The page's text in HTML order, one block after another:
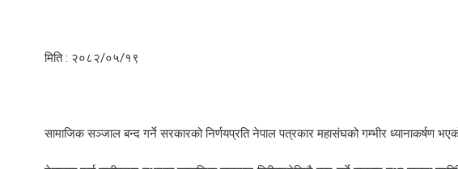
मिति : २०८२/०५/१९
सामाजिक सञ्जाल बन्द गर्ने सरकारको निर्णयप्रति नेपाल पत्रकार महासंघको गम्भीर ध्यानाकर्षण